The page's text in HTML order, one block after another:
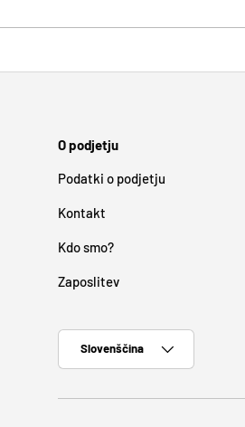
O podjetju
Podatki o podjetju
Kontakt
Kdo smo?
Zaposlitev
Jezik
Slovenščina